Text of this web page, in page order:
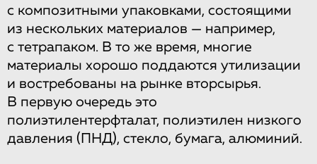
с композитными упаковками, состоящими
из нескольких материалов — например,
с тетрапаком. В то же время, многие
материалы хорошо поддаются утилизации
и востребованы на рынке вторсырья.
В первую очередь это
полиэтилентерфталат, полиэтилен низкого
давления (ПНД), стекло, бумага, алюминий.